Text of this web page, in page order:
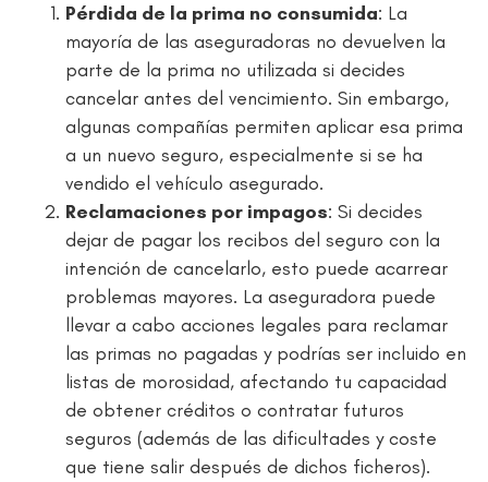
Pérdida de la prima no consumida: La
mayoría de las aseguradoras no devuelven la
parte de la prima no utilizada si decides
cancelar antes del vencimiento. Sin embargo,
algunas compañías permiten aplicar esa prima
a un nuevo seguro, especialmente si se ha
vendido el vehículo asegurado.
Reclamaciones por impagos: Si decides
dejar de pagar los recibos del seguro con la
intención de cancelarlo, esto puede acarrear
problemas mayores. La aseguradora puede
llevar a cabo acciones legales para reclamar
las primas no pagadas y podrías ser incluido en
listas de morosidad, afectando tu capacidad
de obtener créditos o contratar futuros
seguros (además de las dificultades y coste
que tiene salir después de dichos ficheros).